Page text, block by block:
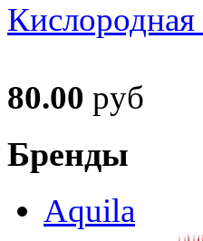
80.00 руб
Бренды
Aquila